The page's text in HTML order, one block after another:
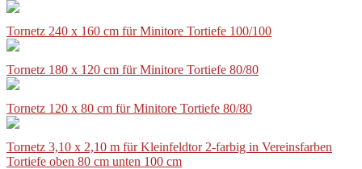
Tornetz 240 x 160 cm für Minitore Tortiefe 100/100
Tornetz 180 x 120 cm für Minitore Tortiefe 80/80
Tornetz 120 x 80 cm für Minitore Tortiefe 80/80
Tornetz 3,10 x 2,10 m für Kleinfeldtor 2-farbig in Vereinsfarben
Tortiefe oben 80 cm unten 100 cm